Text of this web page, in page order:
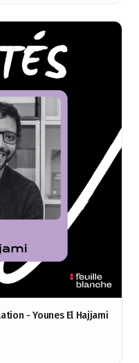
- Younes El Hajjami